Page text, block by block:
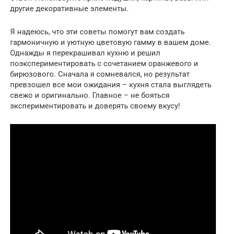
другие декоративные элементы.
Я надеюсь, что эти советы помогут вам создать
гармоничную и уютную цветовую гамму в вашем доме.
Однажды я перекрашивал кухню и решил
поэкспериментировать с сочетанием оранжевого и
бирюзового. Сначала я сомневался, но результат
превзошел все мои ожидания – кухня стала выглядеть
свежо и оригинально. Главное – не бояться
экспериментировать и доверять своему вкусу!